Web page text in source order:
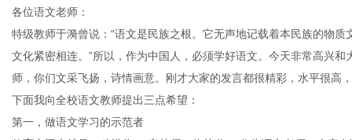
各位语文老师：
特级教师于漪曾说：“语文是民族之根。它无声地记载着本民族的物
文化紧密相连。”所以，作为中国人，必须学好语文。今天非常高兴
师，你们文采飞扬，诗情画意。刚才大家的发言都很精彩，水平很高
下面我向全校语文教师提出三点希望：
第一，做语文学习的示范者